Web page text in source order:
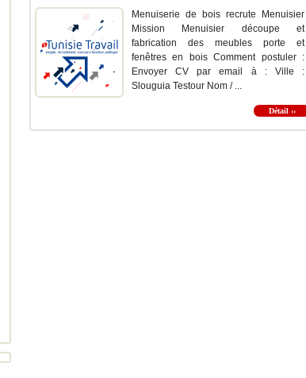
Menuiserie de bois recrute Menuisier
Mission Menuisier découpe et
fabrication des meubles porte et
fenêtres en bois Comment postuler :
Envoyer CV par email à : Ville :
Slouguia Testour Nom / ...
Détail ››